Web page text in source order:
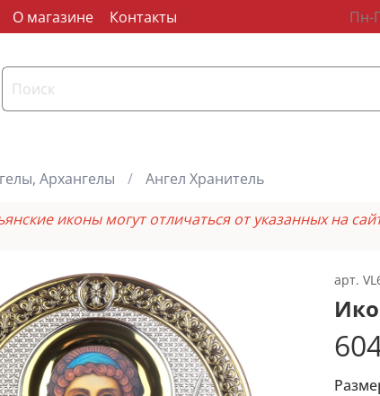
О магазине Контакты Пн-
Архангелы Ангел Хранитель
иконы могут отличаться от указанных на
арт.